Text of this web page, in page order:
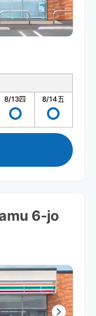
8/13四 8/14五
6-jo